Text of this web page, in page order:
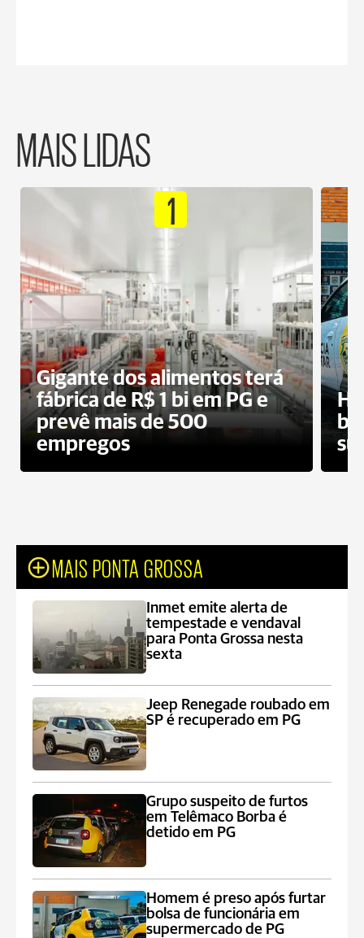
MAIS LIDAS
1
Gigante dos alimentos terá
fábrica de R$ 1 bi em PG e
prevê mais de 500
empregos
MAIS PONTA GROSSA
Inmet emite alerta de
tempestade e vendaval
para Ponta Grossa nesta
sexta
Jeep Renegade roubado em
SP é recuperado em PG
Grupo suspeito de furtos
em Telêmaco Borba é
detido em PG
Homem é preso após furtar
bolsa de funcionária em
supermercado de PG